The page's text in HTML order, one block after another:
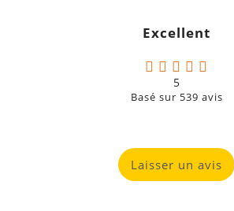
Excellent
5
Basé sur 539 avis
Laisser un avis